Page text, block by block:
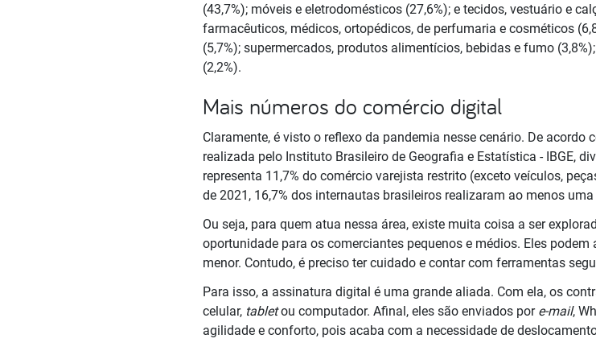
(43,7%); móveis e eletrodomésticos (27,6%); e tecidos, vestuário e
farmacêuticos, médicos, ortopédicos, de perfumaria e cosméticos
(5,7%); supermercados, produtos alimentícios, bebidas e fumo
(2,2%).
Mais números do comércio digital
Claramente, é visto o reflexo da pandemia nesse cenário. De
realizada pelo Instituto Brasileiro de Geografia e Estatística - IBGE,
representa 11,7% do comércio varejista restrito (exceto veículos,
de 2021, 16,7% dos internautas brasileiros realizaram ao menos
Ou seja, para quem atua nessa área, existe muita coisa a ser
oportunidade para os comerciantes pequenos e médios. Eles
menor. Contudo, é preciso ter cuidado e contar com ferramentas
Para isso, a assinatura digital é uma grande aliada. Com ela, os
celular, tabletou computador. Afinal, eles são enviados por e-mail,
agilidade e conforto, pois acaba com a necessidade de